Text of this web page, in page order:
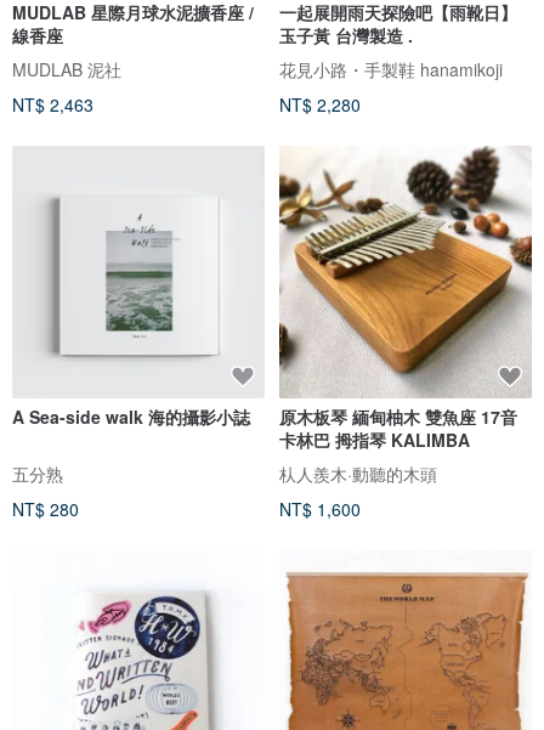
MUDLAB 星際月球水泥擴香座 /
線香座
MUDLAB 泥社
NT$ 2,463
一起展開雨天探險吧【雨靴日】
玉子黃 台灣製造 .
花見小路・手製鞋 hanamikoji
NT$ 2,280
A Sea-side walk 海的攝影小誌
五分熟
NT$ 280
原木板琴 緬甸柚木 雙魚座 17音
卡林巴 拇指琴 KALIMBA
朲人羨木·動聽的木頭
NT$ 1,600